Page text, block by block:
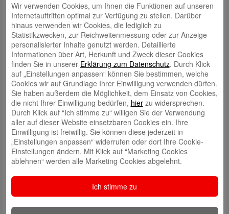
Schreibe einen Kommentar
Deine E-Mail-Adresse wird nicht veröffentlicht. Erforderliche Felder
sind mit markiert
E-Mail*
Wir verwenden Cookies, um Ihnen die Funktionen auf unseren
Internetauftritten optimal zur Verfügung zu stellen. Darüber
hinaus verwenden wir Cookies, die lediglich zu
Statistikzwecken, zur Reichweitenmessung oder zur Anzeige
personalisierter Inhalte genutzt werden. Detaillierte
Informationen über Art, Herkunft und Zweck dieser Cookies
finden Sie in unserer Erklärung zum Datenschutz. Durch Klick
auf „Einstellungen anpassen“ können Sie bestimmen, welche
Cookies wir auf Grundlage Ihrer Einwilligung verwenden dürfen.
Sie haben außerdem die Möglichkeit, dem Einsatz von Cookies,
die nicht Ihrer Einwilligung bedürfen, hierzu widersprechen.
Durch Klick auf “Ich stimme zu“ willigen Sie der Verwendung
aller auf dieser Website einsetzbaren Cookies ein. Ihre
Einwilligung ist freiwillig. Sie können diese jederzeit in
„Einstellungen anpassen“ widerrufen oder dort Ihre Cookie-
Einstellungen ändern. Mit Klick auf “Marketing Cookies
ablehnen“ werden alle Marketing Cookies abgelehnt.
Ich stimme zu